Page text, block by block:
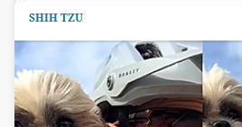
SHIH TZU